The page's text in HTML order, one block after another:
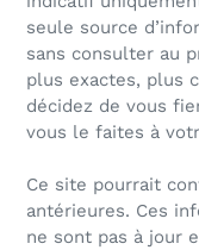
seule source
sans consulter au
plus exactes, plus
décidez de vous
vous le faites à
Ce site pourrait
antérieures. Ces
ne sont pas à jour